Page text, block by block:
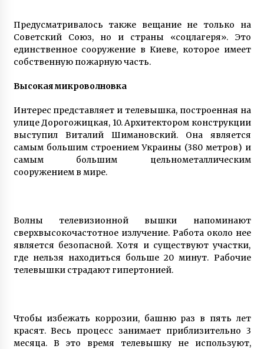
на стіні з мозаїкою монтують скеледром
5 років ago
Предусматривалось также вещание не только на
Советский Союз, но и страны «соцлагеря». Это
единственное сооружение в Киеве, которое имеет
собственную пожарную часть.
Высокая микроволновка
Интерес представляет и телевышка, построенная на
улице Дорогожицкая, 10. Архитектором конструкции
выступил Виталий Шимановский. Она является
самым большим строением Украины (380 метров) и
самым большим цельнометаллическим
сооружением в мире.
Волны телевизионной вышки напоминают
сверхвысокочастотное излучение. Работа около нее
является безопасной. Хотя и существуют участки,
где нельзя находиться больше 20 минут. Рабочие
телевышки страдают гипертонией.
Чтобы избежать коррозии, башню раз в пять лет
красят. Весь процесс занимает приблизительно 3
месяца. В это время телевышку не используют,